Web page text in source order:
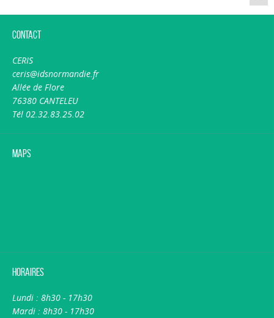
Contact
CERIS
ceris@idsnormandie.fr
Allée de Flore
76380 CANTELEU
Tél 02.32.83.25.02
Maps
Horaires
Lundi : 8h30 - 17h30
Mardi : 8h30 - 17h30